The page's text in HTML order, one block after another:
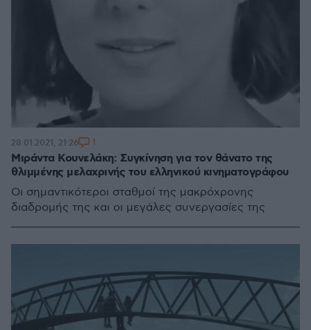
Μιράντα Κουνελάκη: Συγκίνηση για τον θάνατο της
θλιμμένης μελαχρινής του ελληνικού κινηματογράφου
Οι σημαντικότεροι σταθμοί της μακρόχρονης
διαδρομής της και οι μεγάλες συνεργασίες της
28.01.2021, 21:26 1